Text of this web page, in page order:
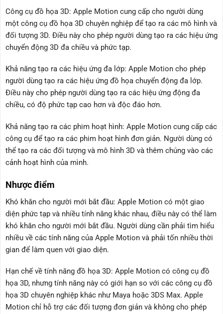
Công cụ đồ họa 3D: Apple Motion cung cấp cho người dùng
một công cụ đồ họa 3D chuyên nghiệp để tạo ra các mô hình và
đối tượng 3D. Điều này cho phép người dùng tạo ra các hiệu ứng
chuyển động 3D đa chiều và phức tạp.
Khả năng tạo ra các hiệu ứng đa lớp: Apple Motion cho phép
người dùng tạo ra các hiệu ứng đồ họa chuyển động đa lớp.
Điều này cho phép người dùng tạo ra các hiệu ứng động đa
chiều, có độ phức tạp cao hơn và độc đáo hơn.
Khả năng tạo ra các phim hoạt hình: Apple Motion cung cấp các
công cụ để tạo ra các phim hoạt hình đơn giản. Người dùng có
thể tạo ra các đối tượng và mô hình 3D và thêm chúng vào các
cảnh hoạt hình của mình.
Nhược điểm
Khó khăn cho người mới bắt đầu: Apple Motion có một giao
diện phức tạp và nhiều tính năng khác nhau, điều này có thể làm
khó khăn cho người mới bắt đầu. Người dùng cần phải tìm hiểu
nhiều về các tính năng của Apple Motion và phải tốn nhiều thời
gian để làm quen với giao diện.
Hạn chế về tính năng đồ họa 3D: Apple Motion có công cụ đồ
họa 3D, nhưng tính năng này có giới hạn so với các công cụ đồ
họa 3D chuyên nghiệp khác như Maya hoặc 3DS Max. Apple
Motion chỉ hỗ trợ các đối tượng đơn giản và không cho phép